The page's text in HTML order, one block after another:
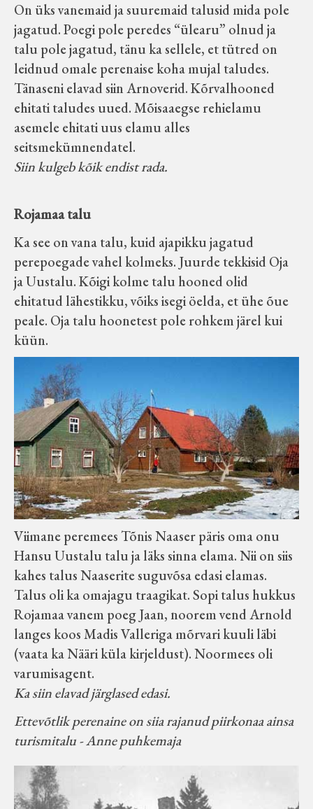
On üks vanemaid ja suuremaid talusid mida pole
jagatud. Poegi pole peredes “ülearu” olnud ja
talu pole jagatud, tänu ka sellele, et tütred on
leidnud omale perenaise koha mujal taludes.
Tänaseni elavad siin Arnoverid. Kõrvalhooned
ehitati taludes uued. Mõisaaegse rehielamu
asemele ehitati uus elamu alles
seitsmekümnendatel.
Siin kulgeb kõik endist rada.
Rojamaa talu
Ka see on vana talu, kuid ajapikku jagatud
perepoegade vahel kolmeks. Juurde tekkisid Oja
ja Uustalu. Kõigi kolme talu hooned olid
ehitatud lähestikku, võiks isegi öelda, et ühe õue
peale. Oja talu hoonetest pole rohkem järel kui
küün.
Viimane peremees Tõnis Naaser päris oma onu
Hansu Uustalu talu ja läks sinna elama. Nii on siis
kahes talus Naaserite suguvõsa edasi elamas.
Talus oli ka omajagu traagikat. Sopi talus hukkus
Rojamaa vanem poeg Jaan, noorem vend Arnold
langes koos Madis Valleriga mõrvari kuuli läbi
(vaata ka Nääri küla kirjeldust). Noormees oli
varumisagent.
Ka siin elavad järglased edasi.
Ettevõtlik perenaine on siia rajanud piirkonaa ainsa
turismitalu - Anne puhkemaja